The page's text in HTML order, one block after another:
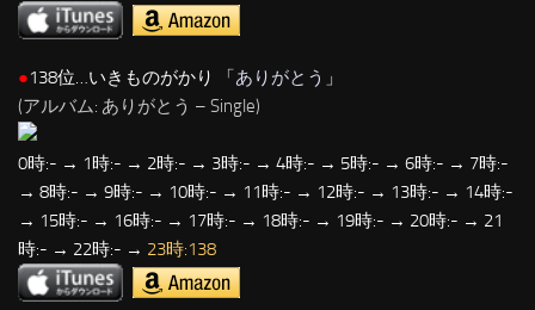
●138位…いきものがかり 「ありがとう 」
(アルバム: ありがとう – Single)
0時:- → 1時:- → 2時:- → 3時:- → 4時:- → 5時:- → 6時:- → 7時:-
→ 8時:- → 9時:- → 10時:- → 11時:- → 12時:- → 13時:- → 14時:-
→ 15時:- → 16時:- → 17時:- → 18時:- → 19時:- → 20時:- → 21
時:- → 22時:- → 23時:138